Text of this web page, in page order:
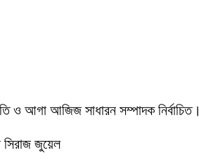
ও আগা আজিজ সাধারন সম্পাদক নির্বাচিত।
সিরাজ জুয়েল